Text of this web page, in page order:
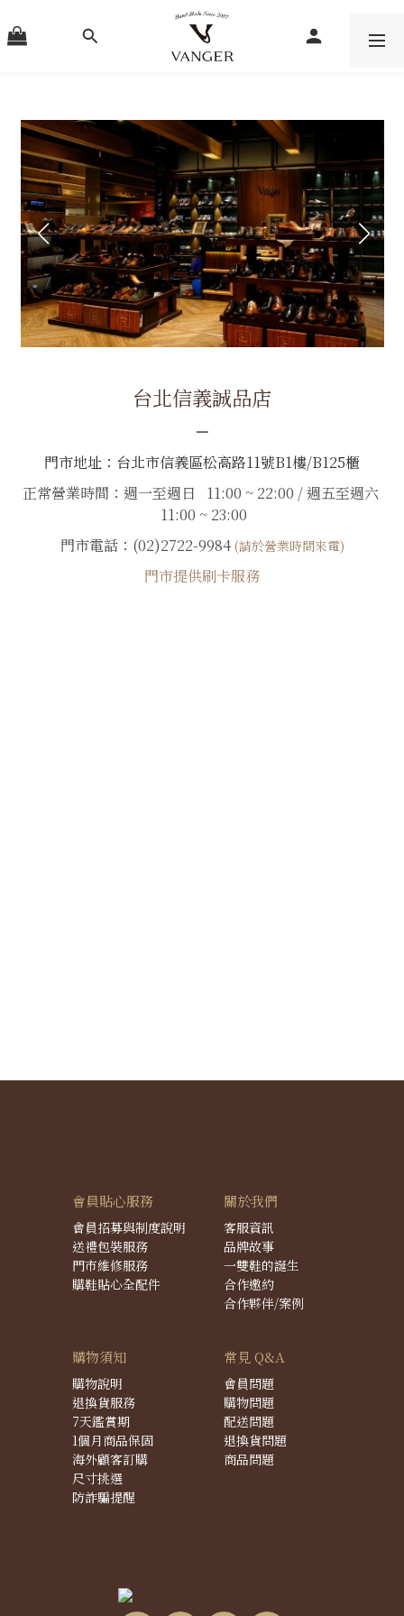
台北信義誠品店
－
門市地址：台北市信義區松高路11號B1樓/B125櫃
正常營業時間：週一至週日 11:00 ~ 22:00 / 週五至週六
11:00 ~ 23:00
門市電話：(02)2722-9984 (請於營業時間來電)
門市提供刷卡服務
會員貼心服務
會員招募與制度說明
送禮包裝服務
門市維修服務
購鞋貼心全配件
關於我們
客服資訊
品牌故事
一雙鞋的誕生
合作邀約
合作夥伴/案例
購物須知
購物說明
退換貨服務
7天鑑賞期
1個月商品保固
海外顧客訂購
尺寸挑選
防詐騙提醒
常見 Q&A
會員問題
購物問題
配送問題
退換貨問題
商品問題